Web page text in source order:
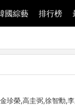
國綜藝 排行榜
珍榮,高圭弼,徐智勳,